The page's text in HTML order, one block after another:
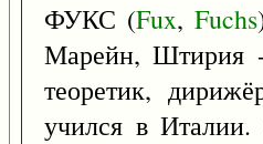
ФУКС (Fux,Fuchs
Марейн, Штирия
теоретик,
учился в